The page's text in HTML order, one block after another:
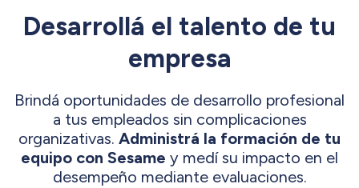
Desarrollá el talento de tu
empresa
Brindá oportunidades de desarrollo profesional
a tus empleados sin complicaciones
organizativas. Administrá la formación de tu
equipo con Sesame y medí su impacto en el
desempeño mediante evaluaciones.